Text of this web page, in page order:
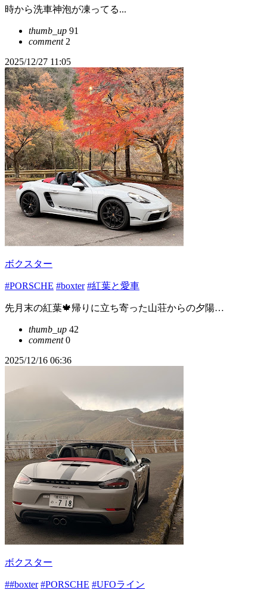
時から洗車神泡が凍ってる...
thumb_up 91
comment2
2025/12/27 11:05
ボクスター
#PORSCHE #boxter #紅葉と愛車
先月末の紅葉🍁帰りに立ち寄った山荘からの夕陽…
thumb_up 42
comment0
2025/12/16 06:36
ボクスター
##boxter #PORSCHE #UFOライン